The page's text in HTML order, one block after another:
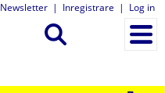
Newsletter | Inregistrare | Log in